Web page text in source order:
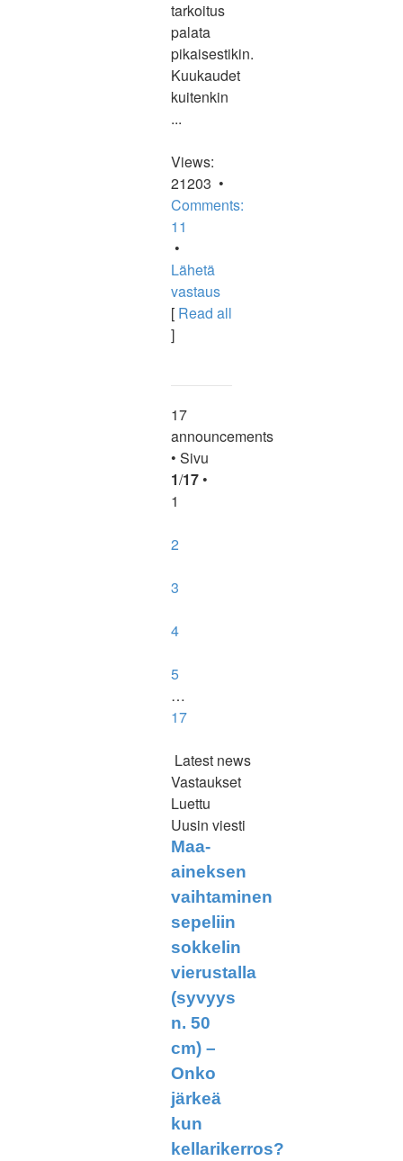
tarkoitus
palata
pikaisestikin.
Kuukaudet
kuitenkin
...
Views:
21203 •
Comments:
11
•
Lähetä
vastaus
[ Read all
]
17
announcements
• Sivu
1/17 •
1
2
3
4
5
…
17
Latest news
Vastaukset
Luettu
Uusin viesti
Maa-
aineksen
vaihtaminen
sepeliin
sokkelin
vierustalla
(syvyys
n. 50
cm) –
Onko
järkeä
kun
kellarikerros?